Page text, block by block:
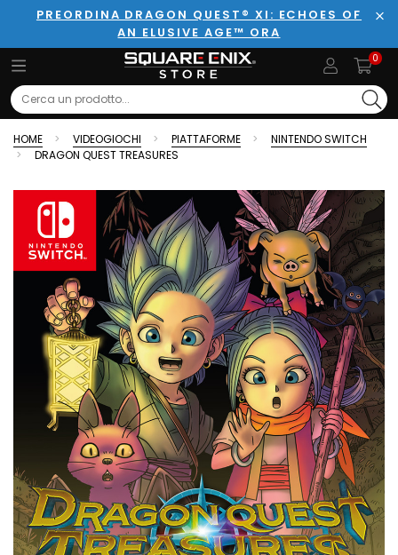
PREORDINA DRAGON QUEST® XI: ECHOES OF
AN ELUSIVE AGE™ ORA
0
Search
HOME VIDEOGIOCHI PIATTAFORME
NINTENDO SWITCH
DRAGON QUEST TREASURES